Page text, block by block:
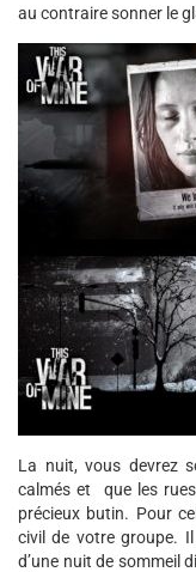
au contraire sonner le
La nuit, vous devrez
calmés et que les
précieux butin. Pour
civil de votre groupe.
d’une nuit de sommeil